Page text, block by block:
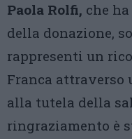
Paola Rolfi, che
della donazione,
rappresenti un
Franca attraverso
alla tutela della
ringraziamento è